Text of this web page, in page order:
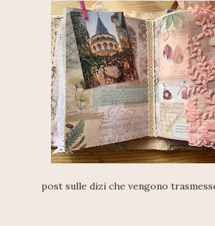
post sulle dizi che vengono